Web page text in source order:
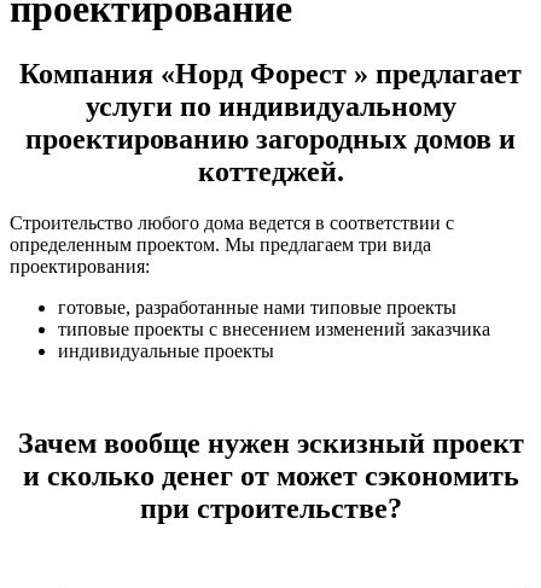
проектирование
Компания «Норд Форест » предлагает
услуги по индивидуальному
проектированию загородных домов и
коттеджей.
Строительство любого дома ведется в соответствии с
определенным проектом. Мы предлагаем три вида
проектирования:
готовые, разработанные нами типовые проекты
типовые проекты с внесением изменений заказчика
индивидуальные проекты
Зачем вообще нужен эскизный проект
и сколько денег от может сэкономить
при строительстве?